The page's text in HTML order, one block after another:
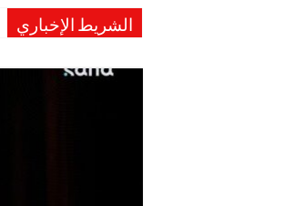
الشريط الإخباري